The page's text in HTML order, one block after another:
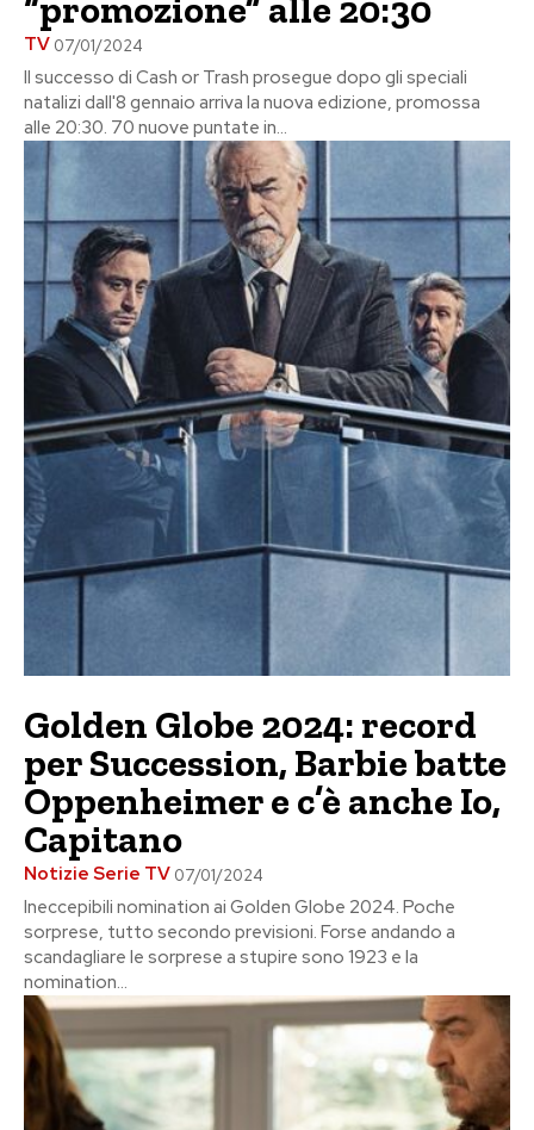
“promozione” alle 20:30
TV 07/01/2024
Il successo di Cash or Trash prosegue dopo gli speciali
natalizi dall'8 gennaio arriva la nuova edizione, promossa
alle 20:30. 70 nuove puntate in...
Golden Globe 2024: record
per Succession, Barbie batte
Oppenheimer e c’è anche Io,
Capitano
Notizie Serie TV 07/01/2024
Ineccepibili nomination ai Golden Globe 2024. Poche
sorprese, tutto secondo previsioni. Forse andando a
scandagliare le sorprese a stupire sono 1923 e la
nomination...